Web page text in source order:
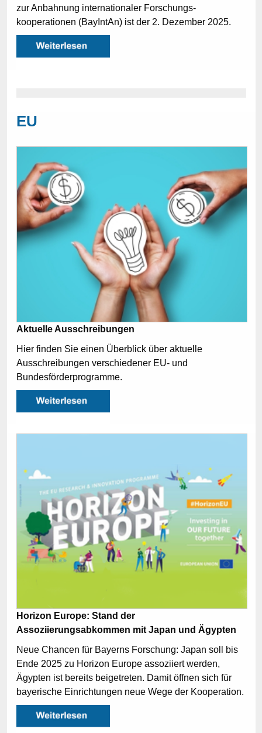
zur Anbahnung internationaler Forschungs­
kooperationen (BayIntAn) ist der 2. Dezember 2025.
EU
Aktuelle Ausschreibungen
Hier finden Sie einen Überblick über aktuelle
Ausschreibungen verschiedener EU- und
Bundesförderprogramme.
Horizon Europe: Stand der
Assoziierungsabkommen mit Japan und Ägypten
Neue Chancen für Bayerns Forschung: Japan soll bis
Ende 2025 zu Horizon Europe assoziiert werden,
Ägypten ist bereits beigetreten. Damit öffnen sich für
bayerische Einrichtungen neue Wege der Kooperation.